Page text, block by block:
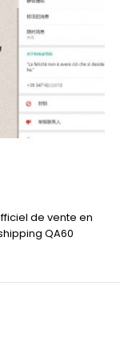
de vente en
QA60